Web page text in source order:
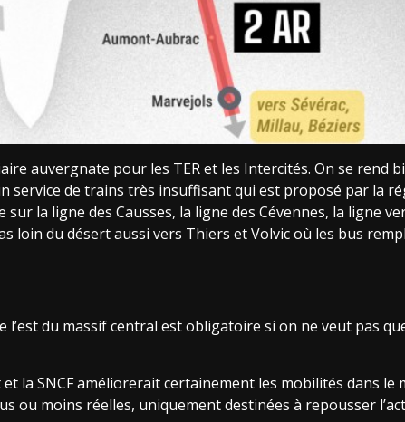
auvergnate pour les TER et les Intercités. On se rend
service de trains très insuffisant qui est proposé par la
la ligne des Causses, la ligne des Cévennes, la ligne
loin du désert aussi vers Thiers et Volvic où les bus
du massif central est obligatoire si on ne veut pas
la SNCF améliorerait certainement les mobilités dans le
ou moins réelles, uniquement destinées à repousser